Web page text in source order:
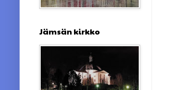
Jämsän kirkko